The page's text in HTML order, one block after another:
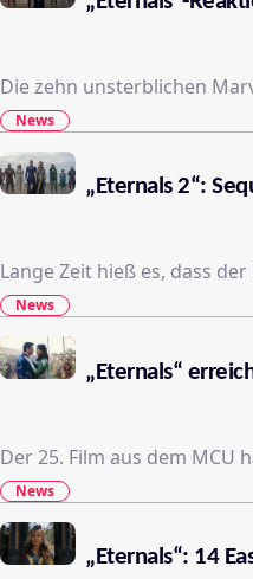
Die zehn unsterblichen
News
„Eternals 2“:
Lange Zeit hieß es, dass
News
„Eternals“
News
„Eternals“: 14